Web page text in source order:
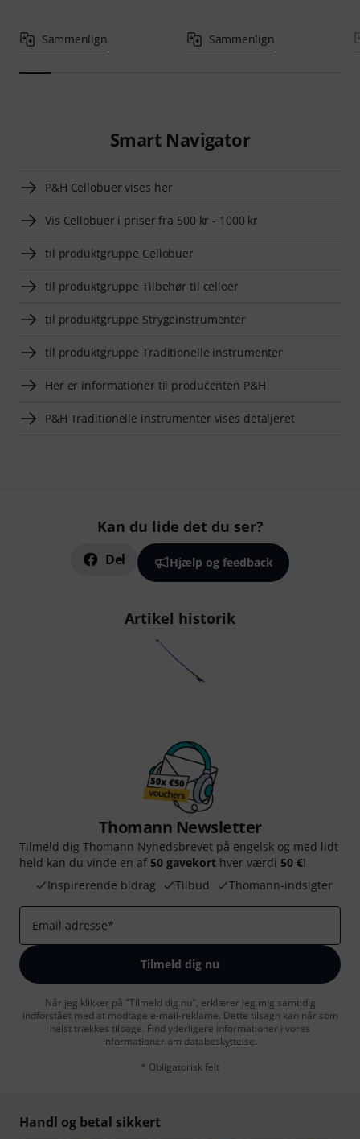
Sammenlign Sammenlign
Smart Navigator
P&H Cellobuer vises her
Vis Cellobuer i priser fra 500 kr - 1000 kr
til produktgruppe Cellobuer
til produktgruppe Tilbehør til celloer
til produktgruppe Strygeinstrumenter
til produktgruppe Traditionelle instrumenter
Her er informationer til producenten P&H
P&H Traditionelle instrumenter vises detaljeret
Kan du lide det du ser?
Del Hjælp og feedback
Artikel historik
Thomann Newsletter
Tilmeld dig Thomann Nyhedsbrevet på engelsk og med lidt
held kan du vinde en af 50 gavekort hver værdi 50 €!
Inspirerende bidrag
Tilbud Thomann-indsigter
Email adresse*
Tilmeld dig nu
Når jeg klikker på "Tilmeld dig nu", erklærer jeg mig samtidig
indforstået med at modtage e-mail-reklame. Dette tilsagn kan når som
helst trækkes tilbage. Find yderligere informationer i vores
informationer om databeskyttelse.
* Obligatorisk felt
Handl og betal sikkert